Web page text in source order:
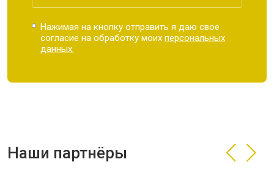
Нажимая на кнопку отправить я даю свое
согласие на обработку моихперсональных
данных.
Наши партнёры